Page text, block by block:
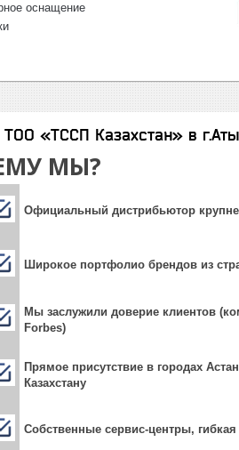
оснащение
«ТССП Казахстан» в
МЫ?
Официальный дистрибьютор
Широкое портфолио брендов из
Мы заслужили доверие клиентов
Forbes)
Прямое присутствие в городах
Казахстану
Собственные сервис-центры,